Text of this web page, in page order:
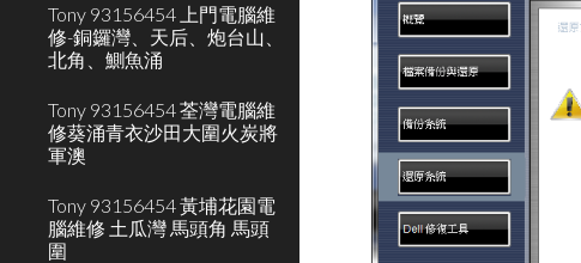
Tony 93156454 上門電腦維
修-銅鑼灣、天后、炮台山、
北角、鰂魚涌
Tony 93156454 荃灣電腦維
修葵涌青衣沙田大圍火炭將
軍澳
Tony 93156454 黃埔花園電
腦維修 土瓜灣 馬頭角 馬頭
圍